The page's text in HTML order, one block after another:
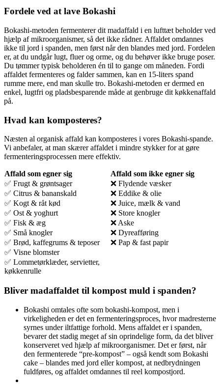
Fordele ved at lave Bokashi
Bokashi-metoden fermenterer dit madaffald i en lufttæt beholder ved
hjælp af mikroorganismer, så det ikke rådner. Affaldet omdannes
ikke til jord i spanden, men først når den blandes med jord. Fordelen
er, at du undgår lugt, fluer og orme, og du behøver ikke bruge poser.
Du tømmer typisk beholderen én til to gange om måneden. Fordi
affaldet fermenteres og falder sammen, kan en 15-liters spand
rumme mere, end man skulle tro. Bokashi-metoden er dermed en
enkel, lugtfri og pladsbesparende måde at genbruge dit køkkenaffald
på.
Hvad kan komposteres?
Næsten al organisk affald kan komposteres i vores Bokashi-spande.
Vi anbefaler, at man skærer affaldet i mindre stykker for at gøre
fermenteringsprocessen mere effektiv.
Affald som egner sig
Affald som ikke egner sig
✅ Frugt & grøntsager
❌ Flydende væsker
✅ Citrus & bananskald
❌ Eddike & olie
✅ Kogt & råt kød
❌ Juice, mælk & vand
✅ Ost & yoghurt
❌ Store knogler
✅ Fisk & æg
❌ Aske
✅ Små knogler
❌ Dyreafføring
✅ Brød, kaffegrums & teposer
❌ Pap & fast papir
✅ Visne blomster
✅ Lommetørklæder, servietter,
køkkenrulle
Bliver madaffaldet til kompost muld i spanden?
Bokashi omtales ofte som bokashi-kompost, men i
virkeligheden er det en fermenteringsproces, hvor madresterne
syrnes under iltfattige forhold. Mens affaldet er i spanden,
bevarer det stadig meget af sin oprindelige form, da det bliver
konserveret ved hjælp af mikroorganismer. Det er først, når
den fermenterede “pre-kompost” – også kendt som Bokashi
cake – blandes med jord eller kompost, at nedbrydningen
fuldføres, og affaldet omdannes til reel kompostjord.